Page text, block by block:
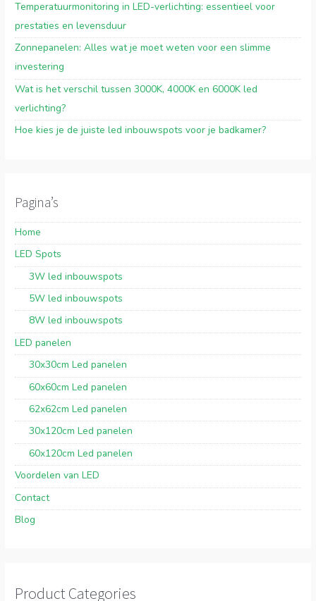
Temperatuurmonitoring in LED-verlichting: essentieel voor
prestaties en levensduur
Zonnepanelen: Alles wat je moet weten voor een slimme
investering
Wat is het verschil tussen 3000K, 4000K en 6000K led
verlichting?
Hoe kies je de juiste led inbouwspots voor je badkamer?
Pagina’s
Home
LED Spots
3W led inbouwspots
5W led inbouwspots
8W led inbouwspots
LED panelen
30x30cm Led panelen
60x60cm Led panelen
62x62cm Led panelen
30x120cm Led panelen
60x120cm Led panelen
Voordelen van LED
Contact
Blog
Product Categories